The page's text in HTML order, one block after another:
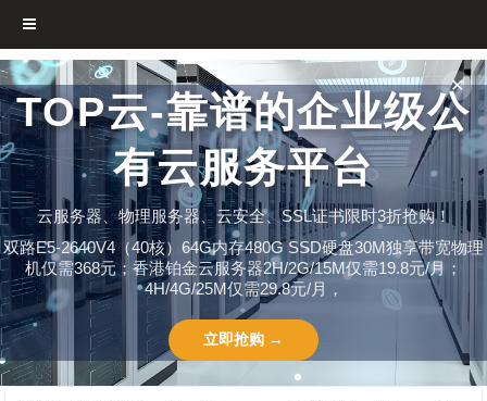
TOP云-靠谱的企业级公
有云服务平台
云服务器、物理服务器、云安全、SSL证书限时3折抢购！
双路E5-2640V4（40核）64G内存480G SSD硬盘30M独享带宽物理
机仅需368元；香港铂金云服务器2H/2G/15M仅需19.8元/月；
4H/4G/25M仅需29.8元/月，
立即抢购 →
✕